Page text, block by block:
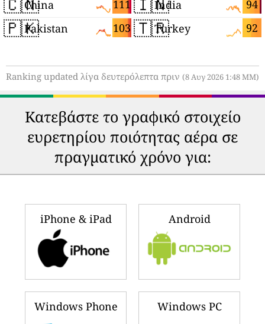
111
China
🇵🇰 103
Pakistan
94
India
🇹🇷 92
Turkey
Ranking updated λίγα δευτερόλεπτα πριν (8 Αυγ 2026 1:48 ΜΜ)
Κατεβάστε το γραφικό στοιχείο
ευρετηρίου ποιότητας αέρα σε
πραγματικό χρόνο για:
iPhone & iPad Android
Windows Phone Windows PC